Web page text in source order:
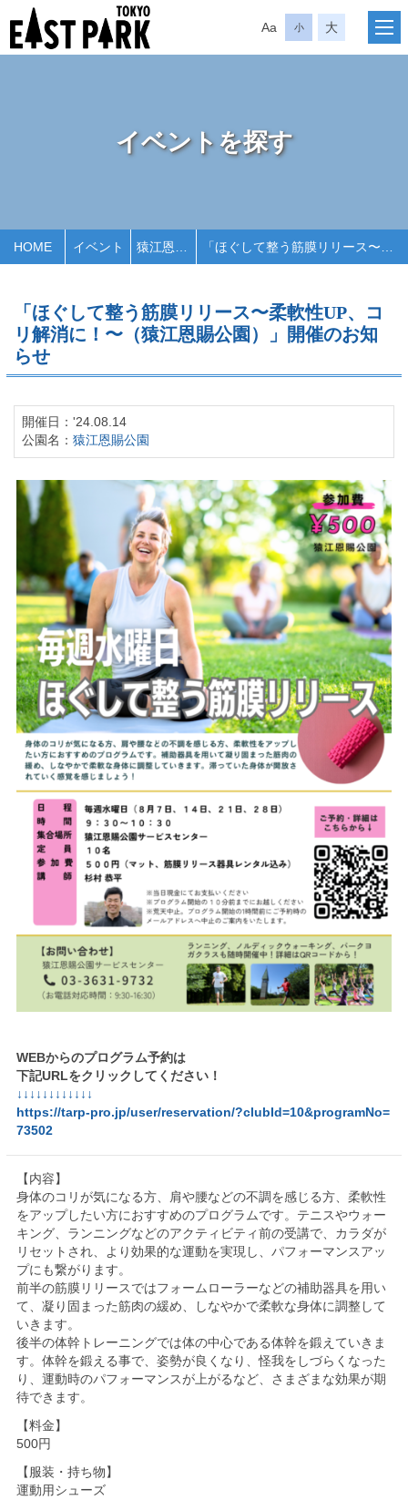
Aa 小 大
イベントを探す
HOME イベント
「ほぐして整う筋膜リリース〜柔軟性UP、コ
リ解消に！〜（猿江恩賜公園）」開催のお知
らせ
開催日：'24.08.14
公園名： 猿江恩賜公園
WEBからのプログラム予約は
下記URLをクリックしてください！
↓↓↓↓↓↓↓↓↓↓↓↓
https://tarp-pro.jp/user/reservation/?clubId=10&programNo=
73502
【内容】
身体のコリが気になる方、肩や腰などの不調を感じる方、柔軟性
をアップしたい方におすすめのプログラムです。テニスやウォー
キング、ランニングなどのアクティビティ前の受講で、カラダが
リセットされ、より効果的な運動を実現し、パフォーマンスアッ
プにも繋がります。
前半の筋膜リリースではフォームローラーなどの補助器具を用い
て、凝り固まった筋肉の緩め、しなやかで柔軟な身体に調整して
いきます。
後半の体幹トレーニングでは体の中心である体幹を鍛えていきま
す。体幹を鍛える事で、姿勢が良くなり、怪我をしづらくなった
り、運動時のパフォーマンスが上がるなど、さまざまな効果が期
待できます。
【料金】
500円
【服装・持ち物】
運動用シューズ